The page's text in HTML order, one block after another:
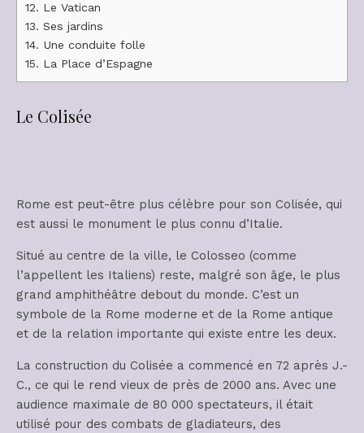
12. Le Vatican
13. Ses jardins
14. Une conduite folle
15. La Place d’Espagne
Le Colisée
Rome est peut-être plus célèbre pour son Colisée, qui
est aussi le monument le plus connu d’Italie.
Situé au centre de la ville, le Colosseo (comme
l’appellent les Italiens) reste, malgré son âge, le plus
grand amphithéâtre debout du monde. C’est un
symbole de la Rome moderne et de la Rome antique
et de la relation importante qui existe entre les deux.
La construction du Colisée a commencé en 72 après J.-
C., ce qui le rend vieux de près de 2000 ans. Avec une
audience maximale de 80 000 spectateurs, il était
utilisé pour des combats de gladiateurs, des